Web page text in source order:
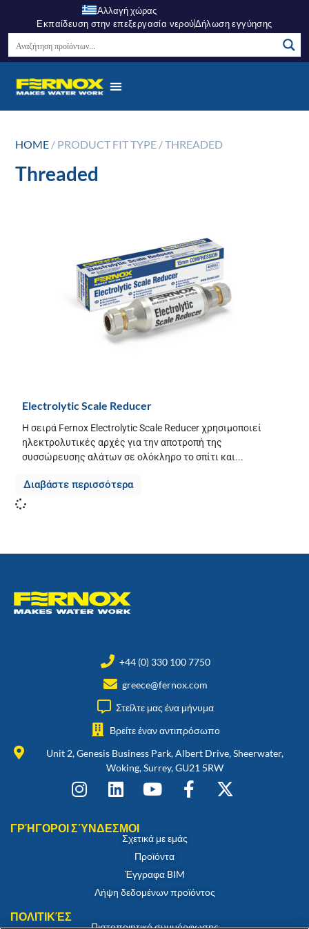
Αλλαγή χώρας
Εκπαίδευση στην επεξεργασία νερούΔήλωση εγγύησης
HOME / PRODUCT FIT TYPE / THREADED
Threaded
Electrolytic Scale Reducer
Η σειρά Fernox Electrolytic Scale Reducer χρησιμοποιεί
ηλεκτρολυτικές αρχές για την αποτροπή της
συσσώρευσης αλάτων σε ολόκληρο το σπίτι και...
Διαβάστε περισσότερα
+44 (0) 330 100 7750
greece@fernox.com
Στείλτε μας ένα μήνυμα
Βρείτε έναν αντιπρόσωπο
Unit 2, Genesis Business Park, Albert Drive, Sheerwater,
Woking, Surrey, GU21 5RW
ΓΡΉΓΟΡΟΙ ΣΎΝΔΕΣΜΟΙ
Σχετικά με εμάς
Προϊόντα
Έγγραφα BIM
Λήψη δεδομένων προϊόντος
ΠΟΛΙΤΙΚΈΣ
Πιστοποιητικό συμμόρφωσης